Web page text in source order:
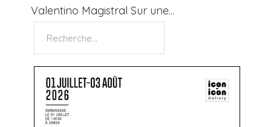
Valentino Magistral Sur une...
Rechercher